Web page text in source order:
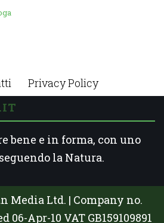
Privacy Policy
bene e in forma, con uno
la Natura.
Media Ltd. | Company no.
06-Apr-10 VAT GB159109891